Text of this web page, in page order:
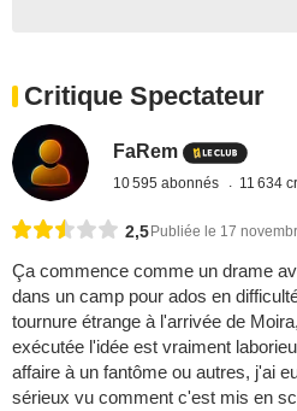
Critique Spectateur
FaRem
10 595 abonnés 11 634
2,5 Publiée le 17
Ça commence comme un drame
dans un camp pour ados en
tournure étrange à l'arrivée de
exécutée l'idée est vraiment
affaire à un fantôme ou autres, j'ai
sérieux vu comment c'est mis en